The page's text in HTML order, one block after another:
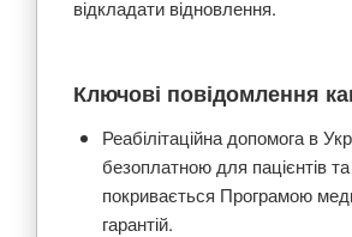
відкладати відновлення.
Ключові повідомлення
Реабілітаційна допомога в
безоплатною для пацієнтів та
покривається Програмою
гарантій.